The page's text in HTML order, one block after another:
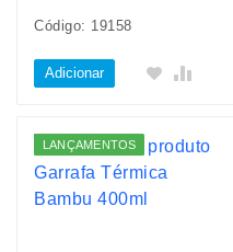
Código: 19158
Adicionar
LANÇAMENTOS